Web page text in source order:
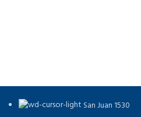
San Juan 1530